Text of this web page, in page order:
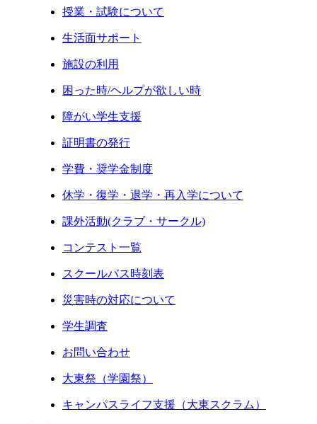
授業・試験について
生活面サポート
施設の利用
困った時/ヘルプが欲しい時
障がい学生支援
証明書の発行
学費・奨学金制度
休学・復学・退学・再入学について
課外活動(クラブ・サークル)
コンテスト一覧
スクールバス時刻表
災害時の対応について
学生調査
お問い合わせ
大東祭（学園祭）
キャンパスライフ支援（大東スクラム）